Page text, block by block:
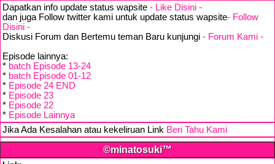
Dapatkan info update status wapsite - Like Disini -
dan juga Follow twitter kami untuk update status wapsite- Follow
Disini -
Diskusi Forum dan Bertemu teman Baru kunjungi - Forum Kami -
Episode lainnya:
* batch Episode 13-24
* batch Episode 01-12
* Episode 24 END
* Episode 23
* Episode 22
* Episode Lainnya
Jika Ada Kesalahan atau kekeliruan Link Beri Tahu Kami
©minatosuki™